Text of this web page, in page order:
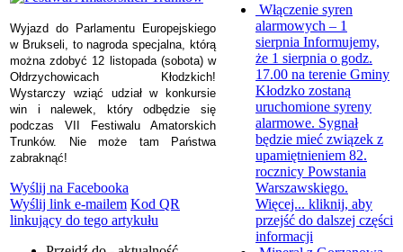
Wyjazd do Parlamentu Europejskiego
w Brukseli, to nagroda specjalna, którą
można zdobyć 12 listopada (sobota) w
Ołdrzychowicach Kłodzkich!
Wystarczy wziąć udział w konkursie
win i nalewek, który odbędzie się
podczas VII Festiwalu Amatorskich
Trunków. Nie może tam Państwa
zabraknąć!
Wyślij na Facebooka
Wyślij link e-mailem Kod QR
linkujący do tego artykułu
Włączenie syren
alarmowych – 1
sierpnia Informujemy,
że 1 sierpnia o godz.
17.00 na terenie Gminy
Kłodzko zostaną
uruchomione syreny
alarmowe. Sygnał
będzie mieć związek z
upamiętnieniem 82.
rocznicy Powstania
Warszawskiego.
Więcej... kliknij, aby
przejść do dalszej części
informacji